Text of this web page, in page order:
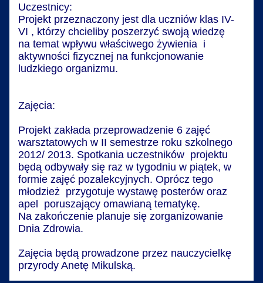
Uczestnicy:
Projekt przeznaczony jest dla uczniów klas IV-
VI , którzy chcieliby poszerzyć swoją wiedzę
na temat wpływu właściwego żywienia i
aktywności fizycznej na funkcjonowanie
ludzkiego organizmu.
Zajęcia:
Projekt zakłada przeprowadzenie 6 zajęć
warsztatowych w II semestrze roku szkolnego
2012/ 2013. Spotkania uczestników projektu
będą odbywały się raz w tygodniu w piątek, w
formie zajęć pozalekcyjnych. Oprócz tego
młodzież przygotuje wystawę posterów oraz
apel poruszający omawianą tematykę.
Na zakończenie planuje się zorganizowanie
Dnia Zdrowia.
Zajęcia będą prowadzone przez nauczycielkę
przyrody Anetę Mikulską.